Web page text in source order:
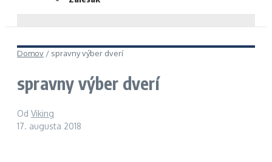
Domov / spravny výber dverí
spravny výber dverí
Od Viking
17. augusta 2018